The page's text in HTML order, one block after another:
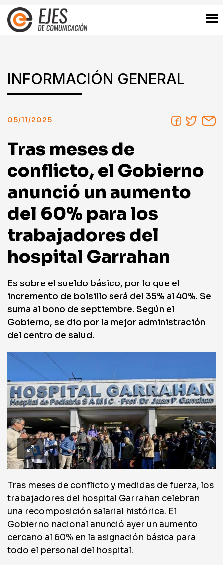
INFORMACIÓN GENERAL
05/11/2025
Tras meses de
conflicto, el Gobierno
anunció un aumento
del 60% para los
trabajadores del
hospital Garrahan
Es sobre el sueldo básico, por lo que el
incremento de bolsillo será del 35% al 40%. Se
suma al bono de septiembre. Según el
Gobierno, se dio por la mejor administración
del centro de salud.
Tras meses de conflicto y medidas de fuerza, los
trabajadores del hospital Garrahan celebran
una recomposición salarial histórica. El
Gobierno nacional anunció ayer un aumento
cercano al 60% en la asignación básica para
todo el personal del hospital.